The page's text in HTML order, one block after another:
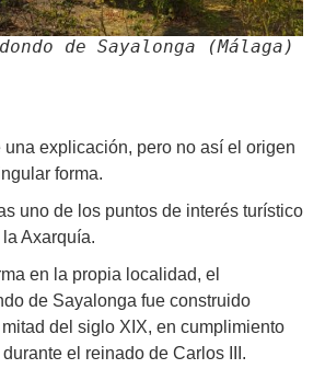
de Sayalonga (Málaga)
explicación, pero no así el origen
forma.
uno de los puntos de interés turístico
Axarquía.
en la propia localidad, el
de Sayalonga fue construido
del siglo XIX, en cumplimiento
el reinado de Carlos III.